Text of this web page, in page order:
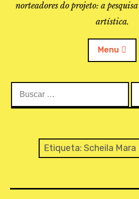
norteadores do projeto: a
artística.
Menu
O PROJETO
MAPEAMENTO
Etiqueta: Scheila